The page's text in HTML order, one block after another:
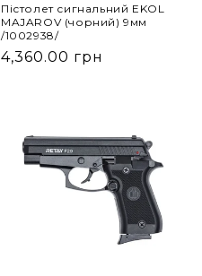
Пістолет сигнальний EKOL
MAJAROV (чорний) 9мм
/1002938/
4,360.00 грн